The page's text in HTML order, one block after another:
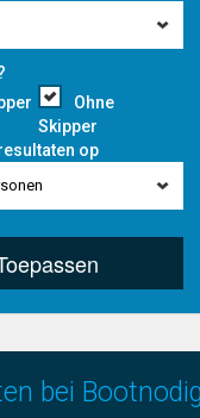
Ohne
Skipper
op
bei Bootnodig